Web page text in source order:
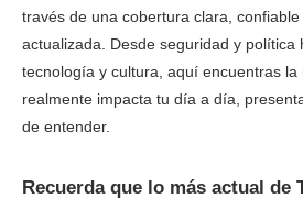
través de una cobertura clara,
actualizada. Desde seguridad y política
tecnología y cultura, aquí encuentras la
realmente impacta tu día a día,
de entender.
Recuerda que lo más actual de